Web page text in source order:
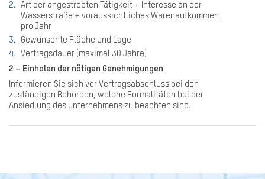
Art der angestrebten Tätigkeit + Interesse an der
Wasserstraße + voraussichtliches Warenaufkommen
pro Jahr
Gewünschte Fläche und Lage
Vertragsdauer (maximal 30 Jahre)
2 – Einholen der nötigen Genehmigungen
Informieren Sie sich vor Vertragsabschluss bei den
zuständigen Behörden, welche Formalitäten bei der
Ansiedlung des Unternehmens zu beachten sind.